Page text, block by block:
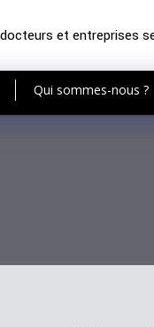
et entreprises
Qui sommes-nous ?